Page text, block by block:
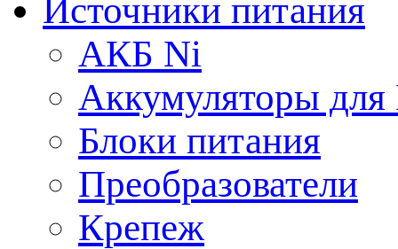
Источники питания
АКБ Ni
Аккумуляторы
Блоки питания
Преобразователи
Крепеж